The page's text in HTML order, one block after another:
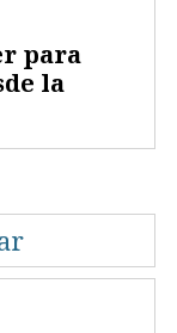
para
la